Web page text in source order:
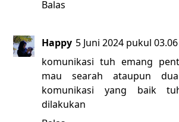
Balas
Happy 5 Juni 2024 pukul 03.06
komunikasi tuh emang
mau searah ataupun
komunikasi yang baik
dilakukan